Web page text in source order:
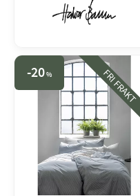
20% FRI FRAKT